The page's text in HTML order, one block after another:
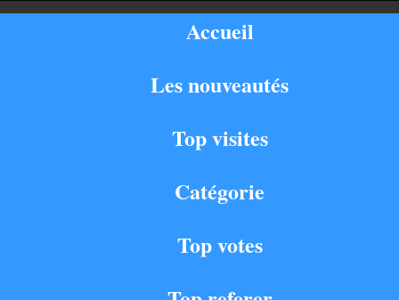
Accueil
Les nouveautés
Top visites
Catégorie
Top votes